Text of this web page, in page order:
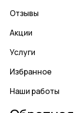
Отзывы
Акции
Услуги
Избранное
Наши работы